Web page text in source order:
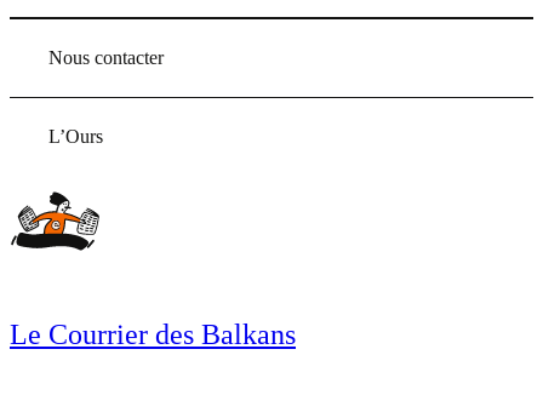
Nous contacter
L’Ours
Le Courrier des Balkans